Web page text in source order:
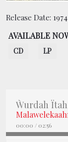
Release Date:
AVAILABLE
CD LP
Ẁurdah Ïtah
00:00 / 02:56